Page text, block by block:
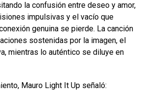
la confusión entre deseo y amor,
impulsivas y el vacío que
genuina se pierde. La canción
sostenidas por la imagen, el
mientras lo auténtico se diluye en
Mauro Light It Up señaló: